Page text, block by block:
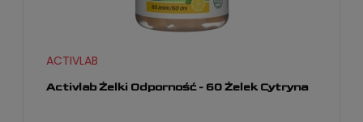
Activlab Żelki Odporność - 60 Żelek Cytryna
ACTIVLAB